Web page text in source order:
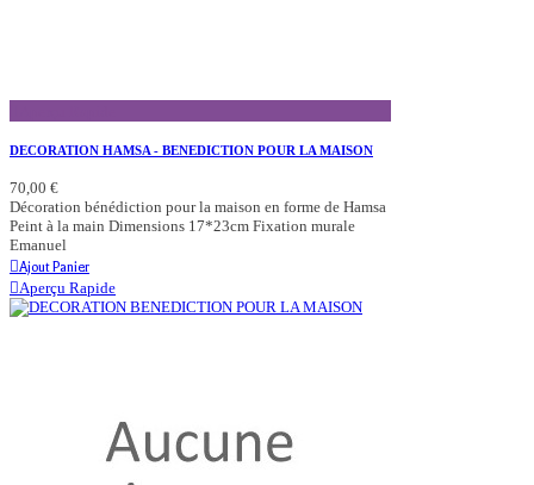
DECORATION HAMSA - BENEDICTION POUR LA MAISON
70,00 €
Décoration bénédiction pour la maison en forme de Hamsa
Peint à la main Dimensions 17*23cm Fixation murale
Emanuel
Ajout Panier
Aperçu Rapide